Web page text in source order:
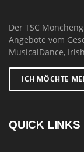
Der TSC
Angebote vom
MusicalDance,
ICH MÖCHTE
QUICK LINKS